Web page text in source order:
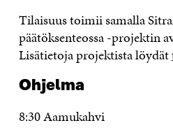
Tilaisuus toimii samalla
päätöksenteossa -projektin
Lisätietoja projektista löydät
Ohjelma
8:30 Aamukahvi